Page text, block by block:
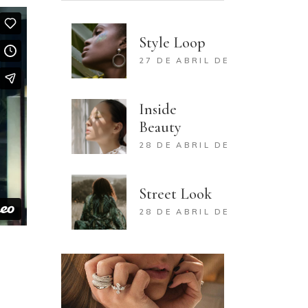
Style Loop
27 DE ABRIL DE 2020
Inside
Beauty
28 DE ABRIL DE 2020
Street Look
28 DE ABRIL DE 2020